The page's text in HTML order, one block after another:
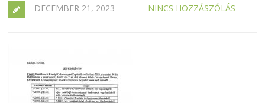
DECEMBER 21, 2023 NINCS HOZZÁSZÓLÁS